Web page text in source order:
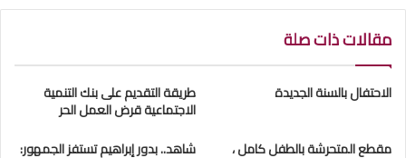
مقالات ذات صلة
الاحتفال بالسنة الجديدة طريقة التقديم على بنك التنمية
الاجتماعية قرض العمل الحر
مقطع المتحرشة بالطفل كامل ،
شاهد.. بدور إبراهيم تستفز الجمهور: